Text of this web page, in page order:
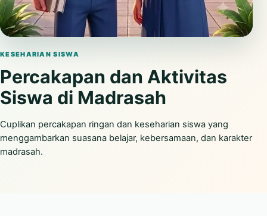
KESEHARIAN SISWA
Percakapan dan Aktivitas
Siswa di Madrasah
Cuplikan percakapan ringan dan keseharian siswa yang
menggambarkan suasana belajar, kebersamaan, dan karakter
madrasah.
Putar video